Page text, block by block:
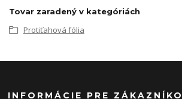
Tovar zaradený v kategóriách
Protiťahová fólia
INFORMÁCIE PRE